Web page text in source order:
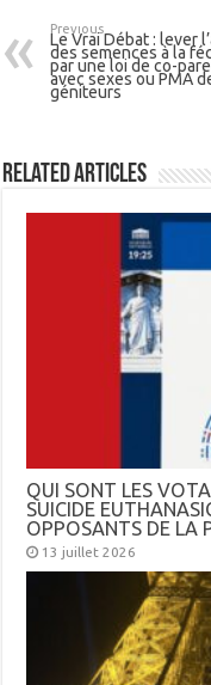
Previous
Le Vrai Débat : lever
des semences à la
par une loi de co-
avec sexes ou PMA
géniteurs
Related Articles
QUI SONT LES
SUICIDE
OPPOSANTS DE LA
13 juillet 2026